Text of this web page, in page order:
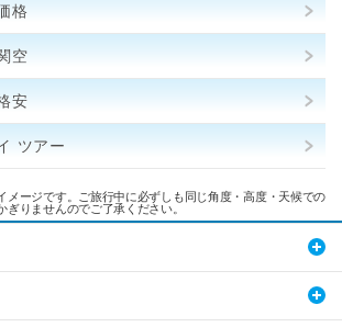
格
空
安
ツアー
ージです。ご旅行中に必ずしも同じ角度・高度・天候での
ぎりませんのでご了承ください。